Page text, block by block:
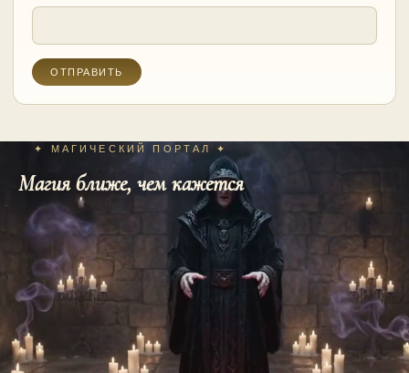
✦ МАГИЧЕСКИЙ ПОРТАЛ ✦
Магия ближе, чем кажется